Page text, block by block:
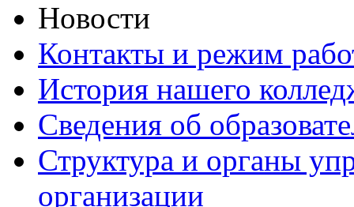
Новости
Контакты и режим
История нашего
Сведения об
Структура и органы
организации